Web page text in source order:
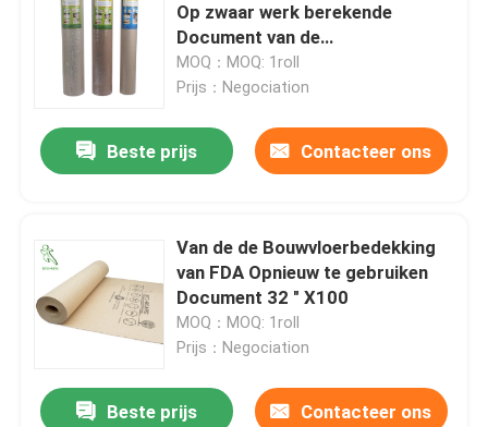
Op zwaar werk berekende
Document van de
Bouwvloerbedekking
MOQ：MOQ: 1roll
Prijs：Negociation
Beste prijs Contacteer ons
Van de de Bouwvloerbedekking
van FDA Opnieuw te gebruiken
Document 32 " X100
MOQ：MOQ: 1roll
Prijs：Negociation
Beste prijs Contacteer ons